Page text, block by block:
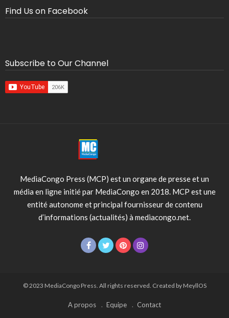
Find Us on Facebook
Subscribe to Our Channel
MediaCongo Press (MCP) est un organe de presse et un
média en ligne initié par MediaCongo en 2018. MCP est une
entité autonome et principal fournisseur de contenu
d’informations (actualités) à mediacongo.net.
© 2023 MediaCongo Press. All rights reserved. Created by MeyllOS
A propos Equipe Contact